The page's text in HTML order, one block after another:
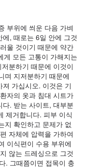
부위에 씌운 다음 가벼
, 때로는 6일 안에 그것
울 것이기 때문에 약간
게 모든 고통이 가해지는
분하기 때문에 이것이
며 지저분하기 때문에
가십시오. 이것은 기
자의 옷과 침대 시트가
. 받는 사이트, 대부분
제거합니다. 피부 이식
지 확인하고 문제가 없
자체에 압력을 가하여
이식편이 수용 부위에
않는 드레싱으로 그것
. 그때쯤이면 접목이 충